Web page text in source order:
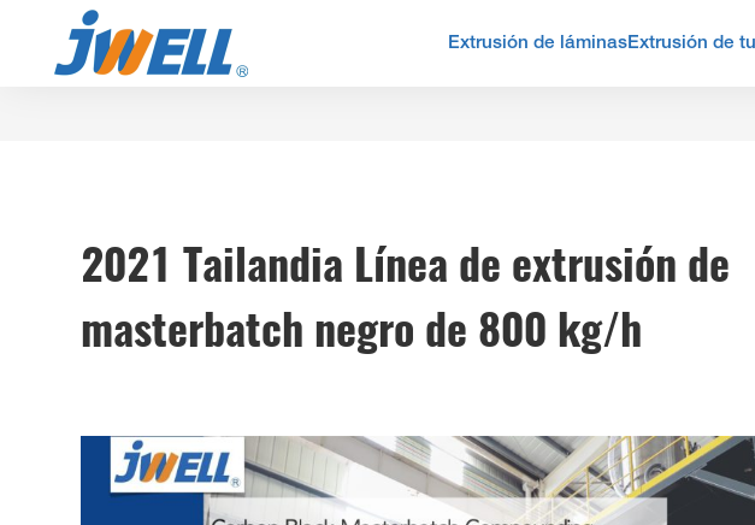
Extrusión de láminasExtrusión de
2021 Tailandia Línea de extrusión de
masterbatch negro de 800 kg/h